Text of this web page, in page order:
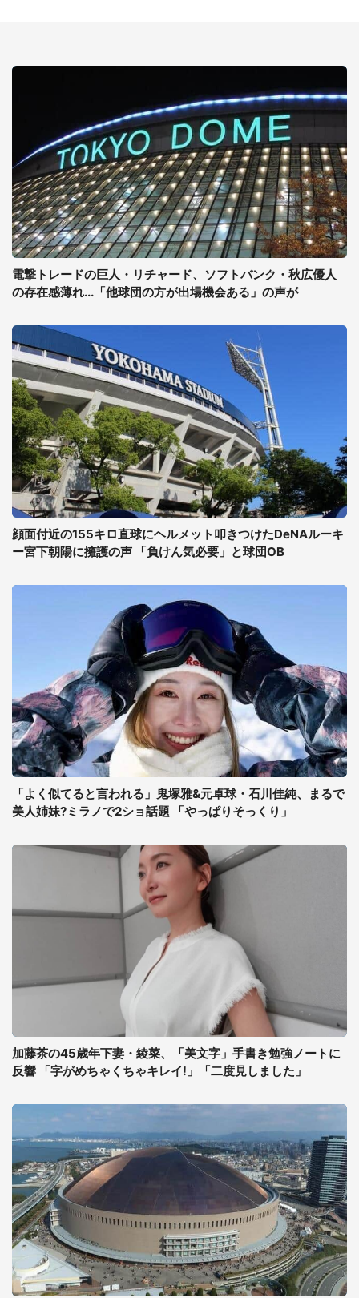
電撃トレードの巨人・リチャード、ソフトバンク・秋広優人
の存在感薄れ...「他球団の方が出場機会ある」の声が
顔面付近の155キロ直球にヘルメット叩きつけたDeNAルーキ
ー宮下朝陽に擁護の声 「負けん気必要」と球団OB
「よく似てると言われる」鬼塚雅&元卓球・石川佳純、まるで
美人姉妹?ミラノで2ショ話題 「やっぱりそっくり」
加藤茶の45歳年下妻・綾菜、「美文字」手書き勉強ノートに
反響 「字がめちゃくちゃキレイ!」「二度見しました」